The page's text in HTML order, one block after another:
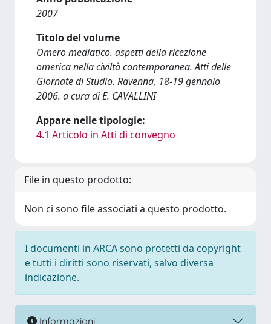
2007
Titolo del volume
Omero mediatico. aspetti della ricezione
omerica nella civiltà contemporanea. Atti delle
Giornate di Studio. Ravenna, 18-19 gennaio
2006. a cura di E. CAVALLINI
Appare nelle tipologie:
4.1 Articolo in Atti di convegno
File in questo prodotto:
Non ci sono file associati a questo prodotto.
I documenti in ARCA sono protetti da copyright
e tutti i diritti sono riservati, salvo diversa
indicazione.
Informazioni